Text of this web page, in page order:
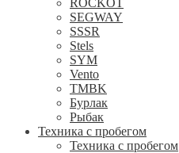
ROCKOT
SEGWAY
SSSR
Stels
SYM
Vento
TMBK
Бурлак
Рыбак
Техника с пробегом
Техника с пробегом